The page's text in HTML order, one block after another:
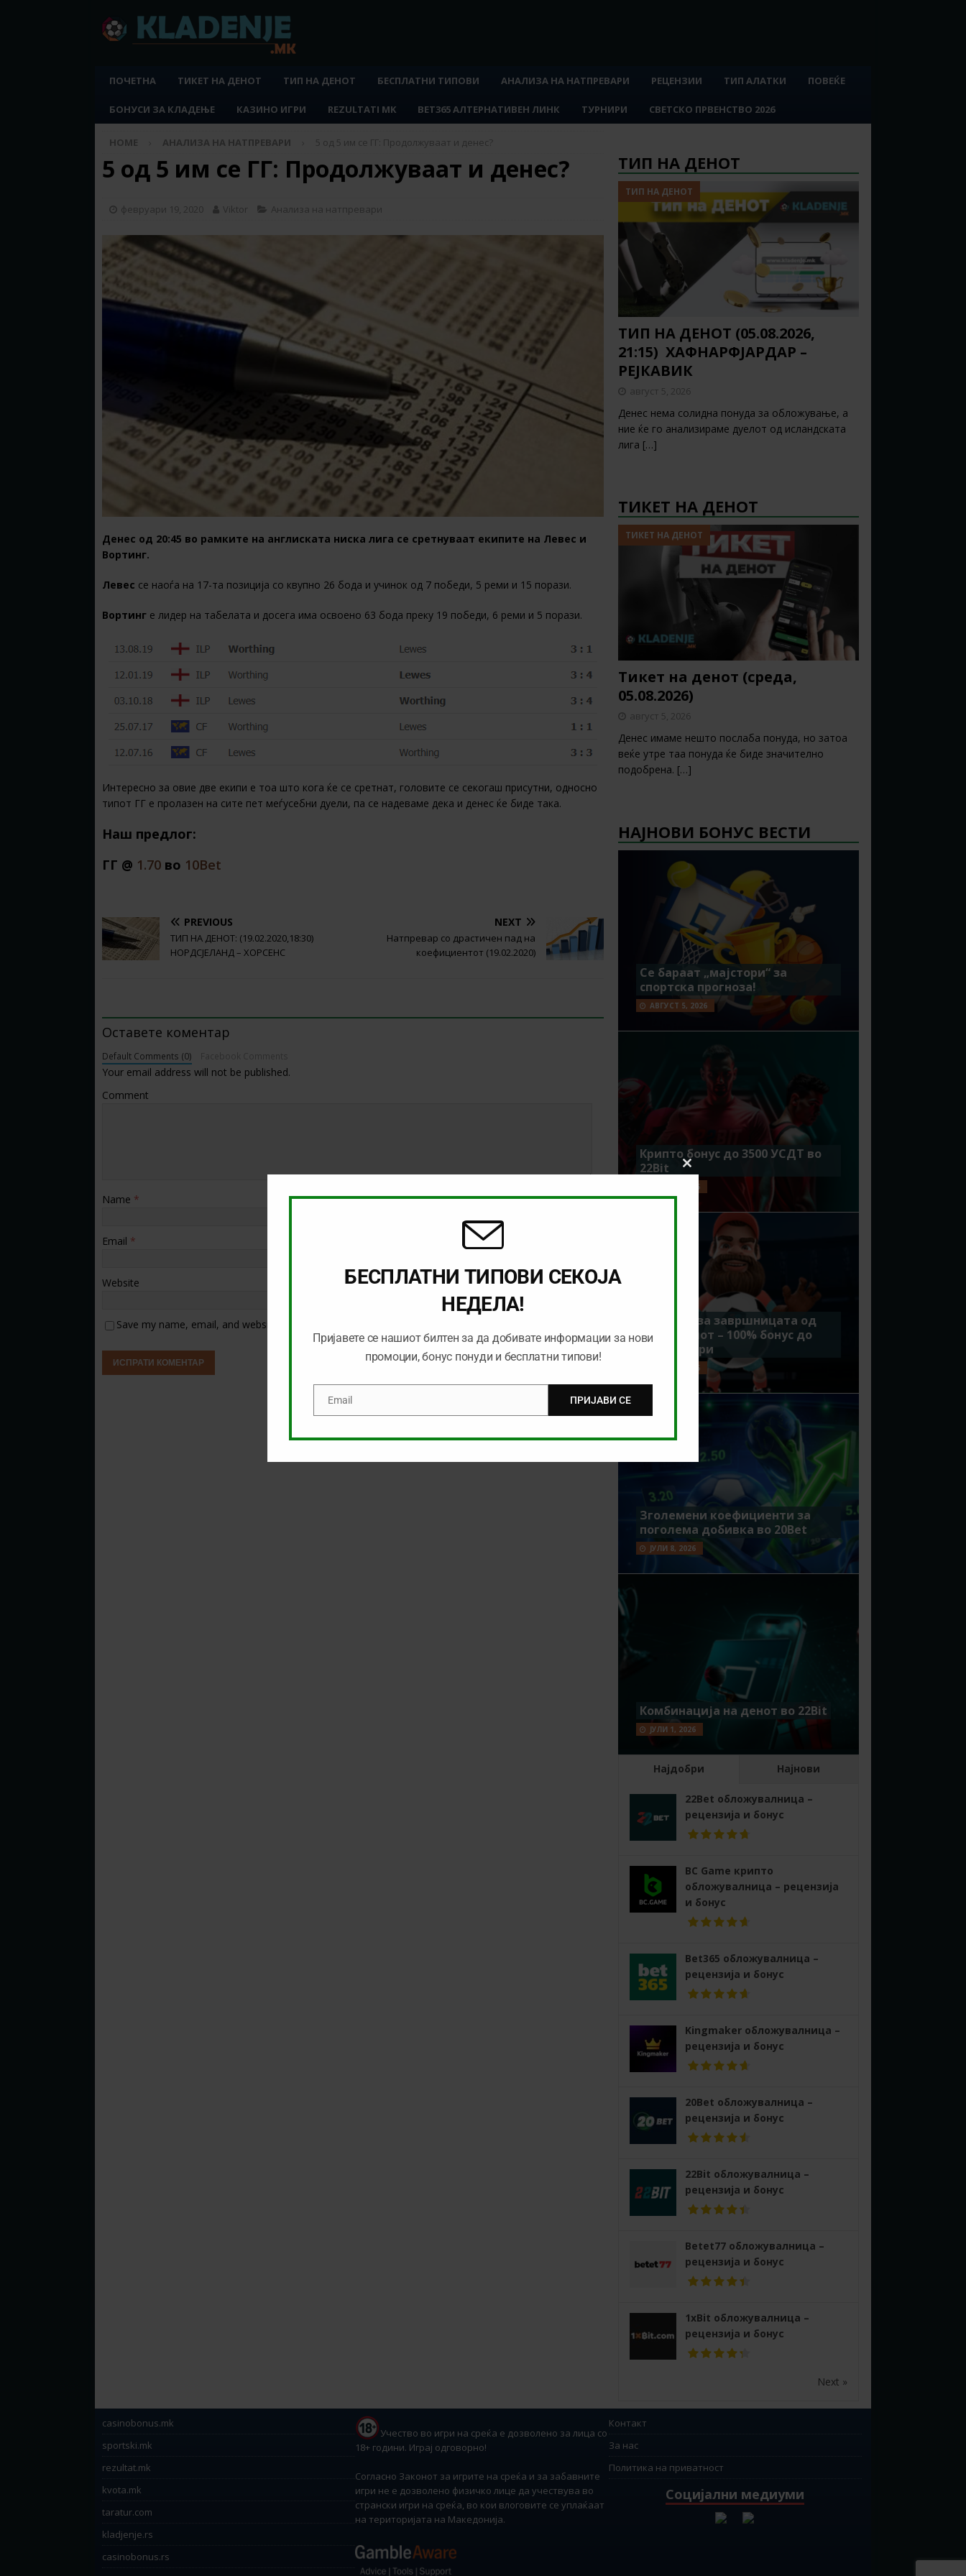
ПОЧЕТНА ТИКЕТ НА ДЕНОТ ТИП НА ДЕНОТ БЕСПЛАТНИ ТИПОВИ АНАЛИЗА НА НАТПРЕВАРИ РЕЦЕНЗИИ ТИП АЛАТКИ ПОВЕЌЕ
БОНУСИ ЗА КЛАДЕЊЕ КАЗИНО ИГРИ REZULTATI MK BET365 АЛТЕРНАТИВЕН ЛИНК ТУРНИРИ СВЕТСКО ПРВЕНСТВО 2026
HOME АНАЛИЗА НА НАТПРЕВАРИ 5 од 5 им се ГГ: Продолжуваат и денес?
5 од 5 им се ГГ: Продолжуваат и денес?
февруари 19, 2020 Viktor Анализа на натпревари
Денес од 20:45 во рамките на англиската ниска лига се сретнуваат екипите на Левес и
Вортинг.
Левес се наоѓа на 17-та позиција со квупно 26 бода и учинок од 7 победи, 5 реми и 15 порази.
Вортинг е лидер на табелата и досега има освоено 63 бода преку 19 победи, 6 реми и 5 порази.
Интересно за овие две екипи е тоа што кога ќе се сретнат, головите се секогаш присутни, односно
типот ГГ е пролазен на сите пет меѓусебни дуели, па се надеваме дека и денес ќе биде така.
Наш предлог:
ГГ @ 1.70 во 10Bet
PREVIOUS
ТИП НА ДЕНОТ: (19.02.2020,18:30)
НОРДСЈЕЛАНД – ХОРСЕНС
NEXT
Натпревар со драстичен пад на
коефициентот (19.02.2020)
Оставете коментар
Default Comments (0)
Your email address will not be published.
Comment
Name *
Email *
Website
Save my name, email, and website in this browser for the next time I comment.
ТИП НА ДЕНОТ
ТИП НА ДЕНОТ
ТИП НА ДЕНОТ (05.08.2026,
21:15) ХАФНАРФЈАРДАР –
РЕЈКАВИК
август 5, 2026
Денес нема солидна понуда за обложување, а
ние ќе го анализираме дуелот од исландската
лига […]
ТИКЕТ НА ДЕНОТ
ТИКЕТ НА ДЕНОТ
Тикет на денот (среда,
05.08.2026)
август 5, 2026
Денес имаме нешто послаба понуда, но затоа
веќе утре таа понуда ќе биде значително
подобрена. […]
НАЈНОВИ БОНУС ВЕСТИ
Се бараат „мајстори“ за
спортска прогноза!
АВГУСТ 5, 2026
Крипто бонус до 3500 УСДТ во
22Bit
ЈУЛИ 29, 2026
Идеално за завршницата од
Мундијалот – 100% бонус до
7500 денари
ЈУЛИ 15, 2026
Зголемени коефициенти за
поголема добивка во 20Bet
ЈУЛИ 8, 2026
Комбинација на денот во 22Bit
ЈУЛИ 1, 2026
Најдобри Најнови
22Bet обложувалница –
рецензија и бонус
BC Game крипто
обложувалница – рецензија
и бонус
Bet365 обложувалница –
рецензија и бонус
Kingmaker обложувалница –
рецензија и бонус
20Bet обложувалница –
рецензија и бонус
22Bit обложувалница –
рецензија и бонус
Betet77 обложувалница –
рецензија и бонус
1xBit обложувалница –
рецензија и бонус
Next »
casinobonus.mk
sportski.mk
rezultat.mk
kvota.mk
taratur.com
kladjenje.rs
casinobonus.rs
Учество во игри на среќа е дозволено за лица со
18+ години. Играј одговорно!
Согласно Законот за игрите на среќа и за забавните
игри не е дозволено физичко лице да учествува во
странски игри на среќа, во кои влоговите се уплаќаат
на територијата на Македонија.
Контакт
За нас
Политика на приватност
Социјални медиуми
Close
this
module
БЕСПЛАТНИ ТИПОВИ СЕКОЈА
НЕДЕЛА!
Пријавете се нашиот билтен за да добивате информации за нови
промоции, бонус понуди и бесплатни типови!
EmailEmail ПРИЈАВИ СЕ